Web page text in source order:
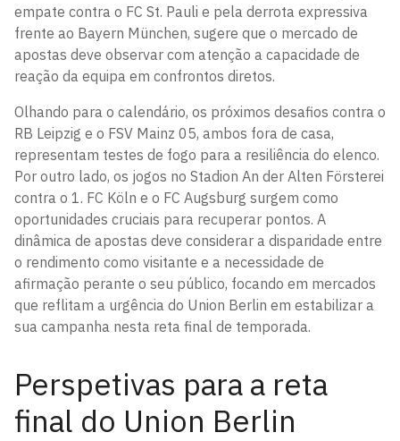
empate contra o FC St. Pauli e pela derrota expressiva
frente ao Bayern München, sugere que o mercado de
apostas deve observar com atenção a capacidade de
reação da equipa em confrontos diretos.
Olhando para o calendário, os próximos desafios contra o
RB Leipzig e o FSV Mainz 05, ambos fora de casa,
representam testes de fogo para a resiliência do elenco.
Por outro lado, os jogos no Stadion An der Alten Försterei
contra o 1. FC Köln e o FC Augsburg surgem como
oportunidades cruciais para recuperar pontos. A
dinâmica de apostas deve considerar a disparidade entre
o rendimento como visitante e a necessidade de
afirmação perante o seu público, focando em mercados
que reflitam a urgência do Union Berlin em estabilizar a
sua campanha nesta reta final de temporada.
Perspetivas para a reta
final do Union Berlin